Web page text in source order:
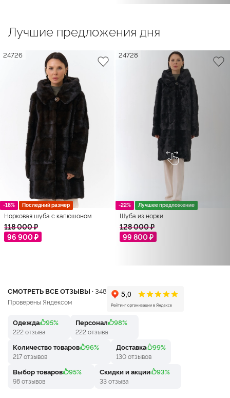
Лучшие предложения дня
-18% Последний размер
24726
Норковая шуба с капюшоном
118 000 ₽
96 900 ₽
-22% Лучшее предложение
24728
Шуба из норки
128 000 ₽
99 800 ₽
СМОТРЕТЬ ВСЕ ОТЗЫВЫ ·348
Проверены Яндексом
Одежда 95%
222 отзыва
Персонал 98%
222 отзыва
Количество товаров 96%
217 отзывов
Доставка 99%
130 отзывов
Выбор товаров 95%
98 отзывов
Скидки и акции 93%
33 отзыва